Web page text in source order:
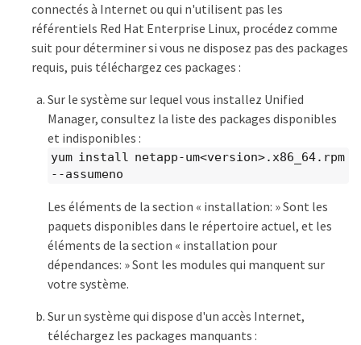
connectés à Internet ou qui n'utilisent pas les
référentiels Red Hat Enterprise Linux, procédez comme
suit pour déterminer si vous ne disposez pas des packages
requis, puis téléchargez ces packages :
Sur le système sur lequel vous installez Unified
Manager, consultez la liste des packages disponibles
et indisponibles :
yum install netapp-um<version>.x86_64.rpm
--assumeno
Les éléments de la section « installation: » Sont les
paquets disponibles dans le répertoire actuel, et les
éléments de la section « installation pour
dépendances: » Sont les modules qui manquent sur
votre système.
Sur un système qui dispose d'un accès Internet,
téléchargez les packages manquants :